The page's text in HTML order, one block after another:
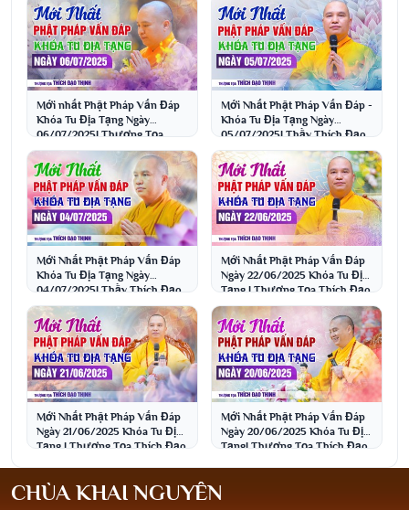
Mới nhất Phật Pháp Vấn Đáp
Khóa Tu Địa Tạng Ngày
06/07/2025| Thượng Tọa
Thích Đạo Thịnh
Mới Nhất Phật Pháp Vấn Đáp -
Khóa Tu Địa Tạng Ngày
05/07/2025| Thầy Thích Đạo
Thịnh
Mới Nhất Phật Pháp Vấn Đáp
Khóa Tu Địa Tạng Ngày
04/07/2025| Thầy Thích Đạo
Thịnh
Mới Nhất Phật Pháp Vấn Đáp
Ngày 22/06/2025 Khóa Tu Địa
Tạng | Thượng Tọa Thích Đạo
Thịnh
Mới Nhất Phật Pháp Vấn Đáp
Ngày 21/06/2025 Khóa Tu Địa
Tạng | Thượng Tọa Thích Đạo
Mới Nhất Phật Pháp Vấn Đáp
Ngày 20/06/2025 Khóa Tu Địa
Tạng| Thượng Tọa Thích Đạo
CHÙA KHAI NGUYÊN